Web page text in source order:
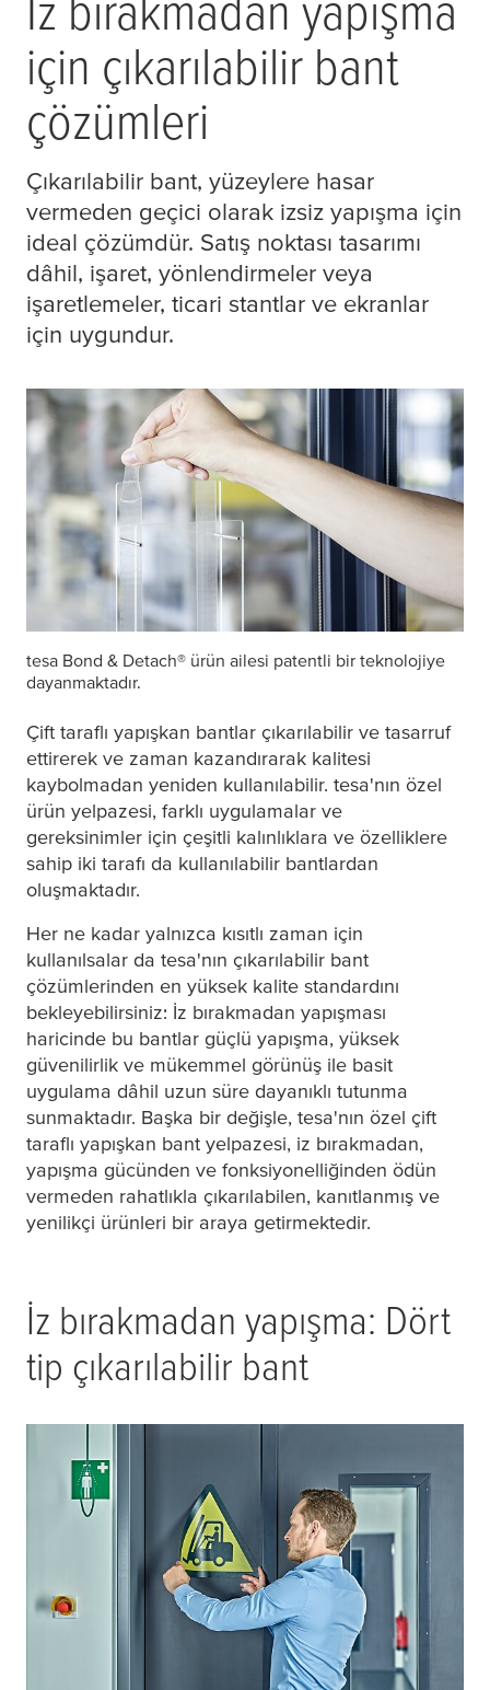
için çıkarılabilir bant
çözümleri
Çıkarılabilir bant, yüzeylere hasar
vermeden geçici olarak izsiz yapışma için
ideal çözümdür. Satış noktası tasarımı
dâhil, işaret, yönlendirmeler veya
işaretlemeler, ticari stantlar ve ekranlar
için uygundur.
tesa Bond & Detach® ürün ailesi patentli bir teknolojiye
dayanmaktadır.
Çift taraflı yapışkan bantlar çıkarılabilir ve tasarruf
ettirerek ve zaman kazandırarak kalitesi
kaybolmadan yeniden kullanılabilir. tesa'nın özel
ürün yelpazesi, farklı uygulamalar ve
gereksinimler için çeşitli kalınlıklara ve özelliklere
sahip iki tarafı da kullanılabilir bantlardan
oluşmaktadır.
Her ne kadar yalnızca kısıtlı zaman için
kullanılsalar da tesa'nın çıkarılabilir bant
çözümlerinden en yüksek kalite standardını
bekleyebilirsiniz: İz bırakmadan yapışması
haricinde bu bantlar güçlü yapışma, yüksek
güvenilirlik ve mükemmel görünüş ile basit
uygulama dâhil uzun süre dayanıklı tutunma
sunmaktadır. Başka bir değişle, tesa'nın özel çift
taraflı yapışkan bant yelpazesi, iz bırakmadan,
yapışma gücünden ve fonksiyonelliğinden ödün
vermeden rahatlıkla çıkarılabilen, kanıtlanmış ve
yenilikçi ürünleri bir araya getirmektedir.
İz bırakmadan yapışma: Dört
tip çıkarılabilir bant